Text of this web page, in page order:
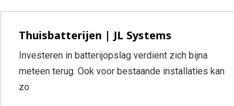
Thuisbatterijen | JL Systems
Investeren in batterijopslag verdient zich bijna
meteen terug. Ook voor bestaande installaties kan
zo